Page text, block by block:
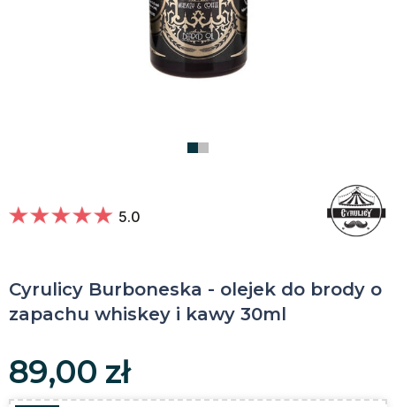
Cyrulicy Burboneska - olejek do brody o
zapachu whiskey i kawy 30ml
5.0
89,00 zł